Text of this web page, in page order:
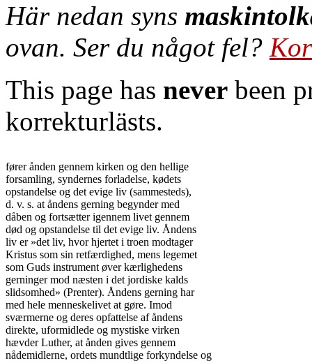
Här nedan syns
ovan. Ser du något fel?
This page has never been
korrekturlästs.
fører ånden gennem kirken og den hellige
forsamling, syndernes forladelse, kødets
opstandelse og det evige liv (sammesteds),
d. v. s. at åndens gerning begynder med
dåben og fortsætter igennem livet gennem
død og opstandelse til det evige liv. Åndens
liv er »det liv, hvor hjertet i troen modtager
Kristus som sin retfærdighed, mens legemet
som Guds instrument øver kærlighedens
gerninger mod næsten i det jordiske kalds
slidsomhed» (Prenter). Åndens gerning har
med hele menneskelivet at gøre. Imod
sværmerne og deres opfattelse af åndens
direkte, uformidlede og mystiske virken
hævder Luther, at ånden gives gennem
nådemidlerne, ordets mundtlige forkyndelse og